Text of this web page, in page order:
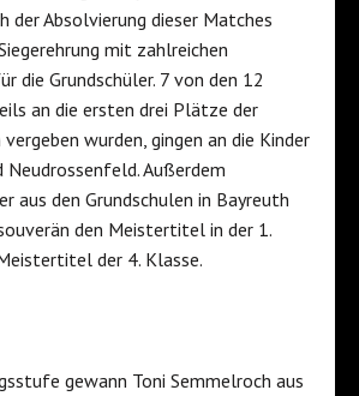
der Absolvierung dieser Matches
mit zahlreichen
die Grundschüler. 7 von den 12
an die ersten drei Plätze der
wurden, gingen an die Kinder
Neudrossenfeld. Außerdem
aus den Grundschulen in Bayreuth
den Meistertitel in der 1.
der 4. Klasse.
gewann Toni Semmelroch aus